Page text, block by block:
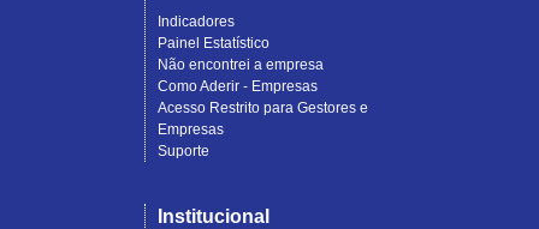
Indicadores
Painel Estatístico
Não encontrei a empresa
Como Aderir - Empresas
Acesso Restrito para Gestores e
Empresas
Suporte
Institucional